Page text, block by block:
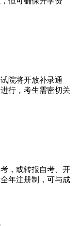
院将开放补录通
行，考生需密切关
，或转报自考、开
年注册制，可与成